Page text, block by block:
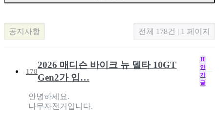
공지사항 전체 178건 | 1 페이지
178
2026 매디슨 바이크 뉴 델타 10GT
Gen2가 입…
H
인
기
글
안녕하세요.
나무자전거입니다.